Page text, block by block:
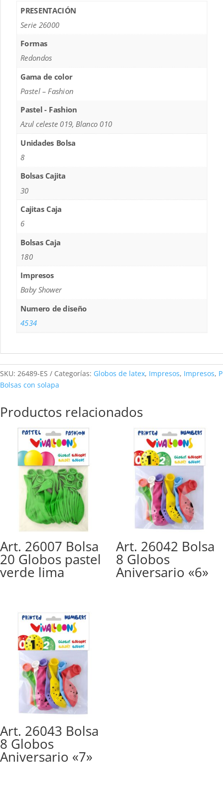
PRESENTACIÓN
Serie 26000
Formas
Redondos
Gama de color
Pastel – Fashion
Pastel - Fashion
Azul celeste 019, Blanco 010
Unidades Bolsa
8
Bolsas Cajita
30
Cajitas Caja
6
Bolsas Caja
180
Impresos
Baby Shower
Numero de diseño
4534
SKU: 26489-ES Categorías: Globos de latex, Impresos, Impresos,
Bolsas con solapa
Productos relacionados
Art. 26007 Bolsa
20 Globos pastel
verde lima
Art. 26042 Bolsa
8 Globos
Aniversario «6»
Art. 26043 Bolsa
8 Globos
Aniversario «7»